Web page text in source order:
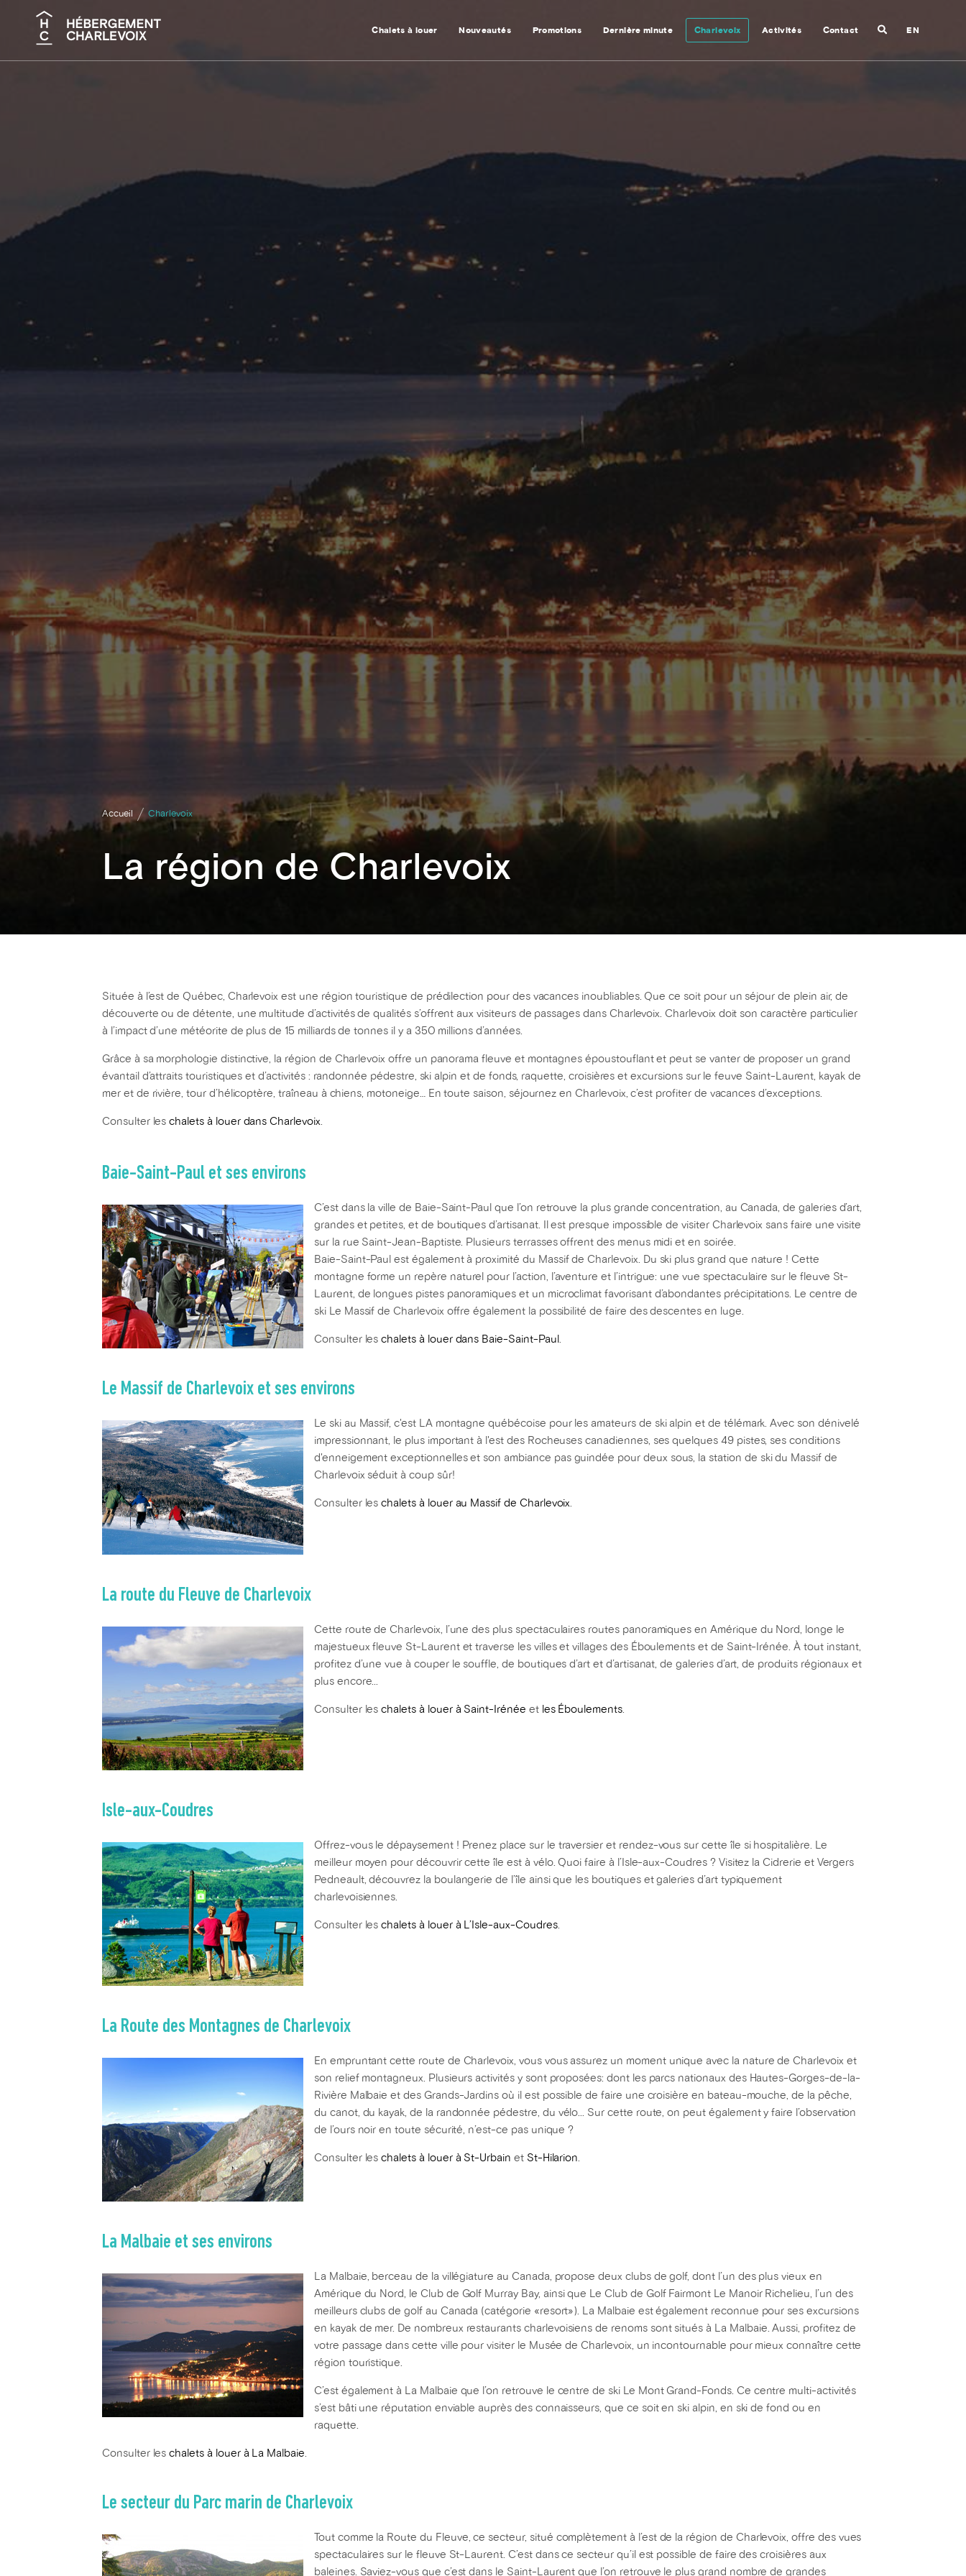
Chalets à louer Nouveautés Promotions Dernière minute Charlevoix Activités Contact Recherche
EN
Accueil Charlevoix
La région de Charlevoix
Située à l’est de Québec, Charlevoix est une région touristique de prédilection pour des vacances inoubliables. Que ce soit pour un séjour de plein air, de
découverte ou de détente, une multitude d’activités de qualités s’offrent aux visiteurs de passages dans Charlevoix. Charlevoix doit son caractère particulier
à l’impact d’une météorite de plus de 15 milliards de tonnes il y a 350 millions d’années.
Grâce à sa morphologie distinctive, la région de Charlevoix offre un panorama fleuve et montagnes époustouflant et peut se vanter de proposer un grand
évantail d’attraits touristiques et d’activités : randonnée pédestre, ski alpin et de fonds, raquette, croisières et excursions sur le feuve Saint-Laurent, kayak de
mer et de rivière, tour d’hélicoptère, traîneau à chiens, motoneige… En toute saison, séjournez en Charlevoix, c’est profiter de vacances d’exceptions.
Consulter leschalets à louer dans Charlevoix.
Baie-Saint-Paul et ses environs
C’est dans la ville de Baie-Saint-Paul que l’on retrouve la plus grande concentration, au Canada, de galeries d’art,
grandes et petites, et de boutiques d’artisanat. Il est presque impossible de visiter Charlevoix sans faire une visite
sur la rue Saint-Jean-Baptiste. Plusieurs terrasses offrent des menus midi et en soirée.
Baie-Saint-Paul est également à proximité du Massif de Charlevoix. Du ski plus grand que nature ! Cette
montagne forme un repère naturel pour l’action, l’aventure et l’intrigue: une vue spectaculaire sur le fleuve St-
Laurent, de longues pistes panoramiques et un microclimat favorisant d’abondantes précipitations. Le centre de
ski Le Massif de Charlevoix offre également la possibilité de faire des descentes en luge.
Consulter leschalets à louer dans Baie-Saint-Paul .
Le Massif de Charlevoix et ses environs
Le ski au Massif, c'est LA montagne québécoise pour les amateurs de ski alpin et de télémark. Avec son dénivelé
impressionnant, le plus important à l'est des Rocheuses canadiennes, ses quelques 49 pistes, ses conditions
d'enneigement exceptionnelles et son ambiance pas guindée pour deux sous, la station de ski du Massif de
Charlevoix séduit à coup sûr!
Consulter leschalets à louer au Massif de Charlevoix.
La route du Fleuve de Charlevoix
Cette route de Charlevoix, l’une des plus spectaculaires routes panoramiques en Amérique du Nord, longe le
majestueux fleuve St-Laurent et traverse les villes et villages des Éboulements et de Saint-Irénée. À tout instant,
profitez d’une vue à couper le souffle, de boutiques d’art et d’artisanat, de galeries d’art, de produits régionaux et
plus encore...
Consulter leschalets à louer à Saint-Irénée et les Éboulements.
Isle-aux-Coudres
Offrez-vous le dépaysement ! Prenez place sur le traversier et rendez-vous sur cette île si hospitalière. Le
meilleur moyen pour découvrir cette île est à vélo. Quoi faire à l’Isle-aux-Coudres ? Visitez la Cidrerie et Vergers
Pedneault, découvrez la boulangerie de l’île ainsi que les boutiques et galeries d’art typiquement
charlevoisiennes.
Consulter leschalets à louer à L’Isle-aux-Coudres.
La Route des Montagnes de Charlevoix
En empruntant cette route de Charlevoix, vous vous assurez un moment unique avec la nature de Charlevoix et
son relief montagneux. Plusieurs activités y sont proposées: dont les parcs nationaux des Hautes-Gorges-de-la-
Rivière Malbaie et des Grands-Jardins où il est possible de faire une croisière en bateau-mouche, de la pêche,
du canot, du kayak, de la randonnée pédestre, du vélo... Sur cette route, on peut également y faire l’observation
de l’ours noir en toute sécurité, n’est-ce pas unique ?
Consulter leschalets à louer à St-Urbain et St-Hilarion.
La Malbaie et ses environs
La Malbaie, berceau de la villégiature au Canada, propose deux clubs de golf, dont l’un des plus vieux en
Amérique du Nord, le Club de Golf Murray Bay, ainsi que Le Club de Golf Fairmont Le Manoir Richelieu, l’un des
meilleurs clubs de golf au Canada (catégorie «resort»). La Malbaie est également reconnue pour ses excursions
en kayak de mer. De nombreux restaurants charlevoisiens de renoms sont situés à La Malbaie. Aussi, profitez de
votre passage dans cette ville pour visiter le Musée de Charlevoix, un incontournable pour mieux connaître cette
région touristique.
C’est également à La Malbaie que l’on retrouve le centre de ski Le Mont Grand-Fonds. Ce centre multi-activités
s’est bâti une réputation enviable auprès des connaisseurs, que ce soit en ski alpin, en ski de fond ou en
raquette.
Consulter leschalets à louer à La Malbaie.
Le secteur du Parc marin de Charlevoix
Tout comme la Route du Fleuve, ce secteur, situé complètement à l’est de la région de Charlevoix, offre des vues
spectaculaires sur le fleuve St-Laurent. C’est dans ce secteur qu’il est possible de faire des croisières aux
baleines. Saviez-vous que c’est dans le Saint-Laurent que l’on retrouve le plus grand nombre de grandes